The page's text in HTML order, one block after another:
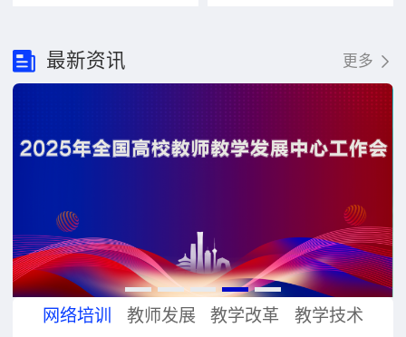
最新资讯 更多
网络培训 教师发展 教学改革 教学技术